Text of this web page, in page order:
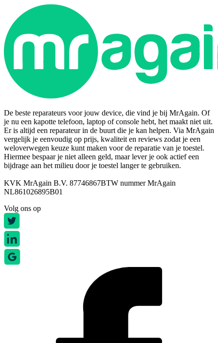
De beste reparateurs voor jouw device, die vind je bij MrAgain. Of
je nu een kapotte telefoon, laptop of console hebt, het maakt niet uit.
Er is altijd een reparateur in de buurt die je kan helpen. Via MrAgain
vergelijk je eenvoudig op prijs, kwaliteit en reviews zodat je een
weloverwegen keuze kunt maken voor de reparatie van je toestel.
Hiermee bespaar je niet alleen geld, maar lever je ook actief een
bijdrage aan het milieu door je toestel langer te gebruiken.
KVK MrAgain B.V. 87746867BTW nummer MrAgain
NL861026895B01
Volg ons op